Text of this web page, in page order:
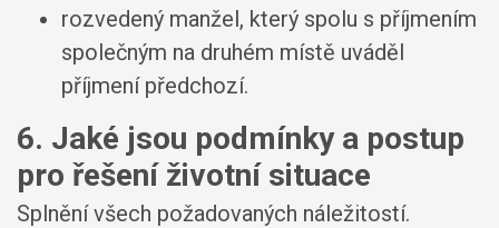
rozvedený manžel, který spolu s příjmením
společným na druhém místě uváděl
příjmení předchozí.
6. Jaké jsou podmínky a postup
pro řešení životní situace
Splnění všech požadovaných náležitostí.